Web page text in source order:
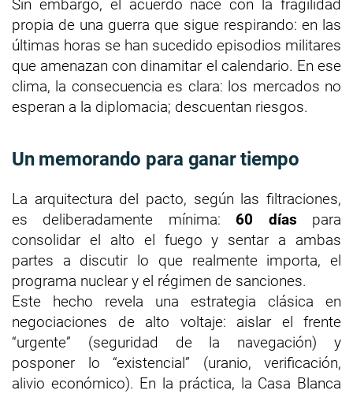
Sin embargo, el acuerdo nace con la fragilidad
propia de una guerra que sigue respirando: en las
últimas horas se han sucedido episodios militares
que amenazan con dinamitar el calendario. En ese
clima, la consecuencia es clara: los mercados no
esperan a la diplomacia; descuentan riesgos.
Un memorando para ganar tiempo
La arquitectura del pacto, según las filtraciones,
es deliberadamente mínima: 60 días para
consolidar el alto el fuego y sentar a ambas
partes a discutir lo que realmente importa, el
programa nuclear y el régimen de sanciones.
Este hecho revela una estrategia clásica en
negociaciones de alto voltaje: aislar el frente
“urgente” (seguridad de la navegación) y
posponer lo “existencial” (uranio, verificación,
alivio económico). En la práctica, la Casa Blanca